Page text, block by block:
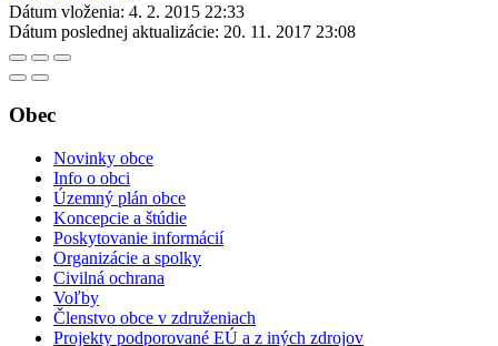
Dátum vloženia: 4. 2. 2015 22:33
Dátum poslednej aktualizácie: 20. 11. 2017 23:08
Obec
Novinky obce
Info o obci
Územný plán obce
Koncepcie a štúdie
Poskytovanie informácií
Organizácie a spolky
Civilná ochrana
Voľby
Členstvo obce v združeniach
Projekty podporované EÚ a z iných zdrojov